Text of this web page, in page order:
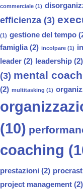
commerciale (1)
efficienza (3)
(1) gestione del tempo
famiglia(2) incolpare (1)
leader (2) leadership (2)
(3) mental
(2) multitasking (1)
(10)
coaching
prestazioni (2)
project management (2)